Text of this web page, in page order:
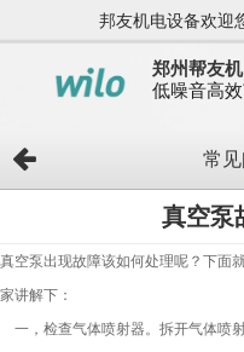
邦友机电设备欢迎
郑州帮友
低噪音高
常
真空泵
真空泵出现故障该如何处理呢？下面
家讲解下：
一，检查气体喷射器。拆开气体喷